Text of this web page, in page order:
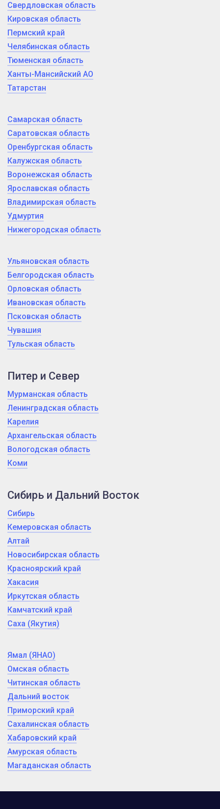
Свердловская область
Кировская область
Пермский край
Челябинская область
Тюменская область
Ханты-Мансийский АО
Татарстан
Самарская область
Саратовская область
Оренбургская область
Калужская область
Воронежская область
Ярославская область
Владимирская область
Удмуртия
Нижегородская область
Ульяновская область
Белгородская область
Орловская область
Ивановская область
Псковская область
Чувашия
Тульская область
Питер и Север
Мурманская область
Ленинградская область
Карелия
Архангельская область
Вологодская область
Коми
Сибирь и Дальний Восток
Сибирь
Кемеровская область
Алтай
Новосибирская область
Красноярский край
Хакасия
Иркутская область
Камчатский край
Саха (Якутия)
Ямал (ЯНАО)
Омская область
Читинская область
Дальний восток
Приморский край
Сахалинская область
Хабаровский край
Амурская область
Магаданская область